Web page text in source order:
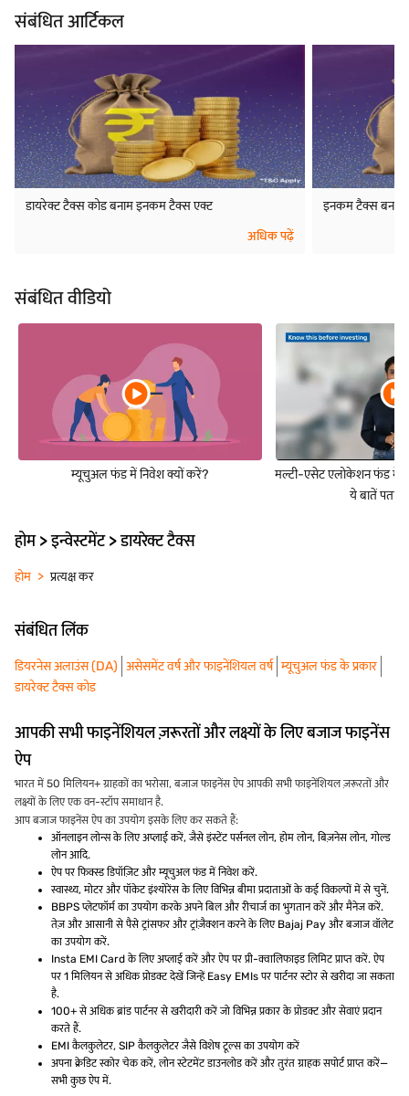
संबंधित आर्टिकल
डायरेक्ट टैक्स कोड बनाम इनकम टैक्स एक्ट
अधिक पढ़ें
इनकम टैक्स
संबंधित वीडियो
म्यूचुअल फंड में निवेश क्यों करें?
मल्टी-एसेट एलोकेशन फंड में
ये बातें पता
होम > इन्वेस्टमेंट > डायरेक्ट टैक्स
होम प्रत्यक्ष कर
संबंधित लिंक
डियरनेस अलाउंस (DA) असेसमेंट वर्ष और फाइनेंशियल वर्ष म्यूचुअल फंड के प्रकार
डायरेक्ट टैक्स कोड
आपकी सभी फाइनेंशियल ज़रूरतों और लक्ष्यों के लिए बजाज फाइनेंस
ऐप
भारत में 50 मिलियन+ ग्राहकों का भरोसा, बजाज फाइनेंस ऐप आपकी सभी फाइनेंशियल ज़रूरतों और
लक्ष्यों के लिए एक वन-स्टॉप समाधान है.
आप बजाज फाइनेंस ऐप का उपयोग इसके लिए कर सकते हैं:
ऑनलाइन लोन्स के लिए अप्लाई करें, जैसे इंस्टेंट पर्सनल लोन, होम लोन, बिज़नेस लोन, गोल्ड
लोन आदि.
ऐप पर फिक्स्ड डिपॉज़िट और म्यूचुअल फंड में निवेश करें.
स्वास्थ्य, मोटर और पॉकेट इंश्योरेंस के लिए विभिन्न बीमा प्रदाताओं के कई विकल्पों में से चुनें.
BBPS प्लेटफॉर्म का उपयोग करके अपने बिल और रीचार्ज का भुगतान करें और मैनेज करें.
तेज़ और आसानी से पैसे ट्रांसफर और ट्रांज़ैक्शन करने के लिए Bajaj Pay और बजाज वॉलेट
का उपयोग करें.
Insta EMI Card के लिए अप्लाई करें और ऐप पर प्री-क्वालिफाइड लिमिट प्राप्त करें. ऐप
पर 1 मिलियन से अधिक प्रोडक्ट देखें जिन्हें Easy EMIs पर पार्टनर स्टोर से खरीदा जा सकता
है.
100+ से अधिक ब्रांड पार्टनर से खरीदारी करें जो विभिन्न प्रकार के प्रोडक्ट और सेवाएं प्रदान
करते हैं.
EMI कैलकुलेटर, SIP कैलकुलेटर जैसे विशेष टूल्स का उपयोग करें
अपना क्रेडिट स्कोर चेक करें, लोन स्टेटमेंट डाउनलोड करें और तुरंत ग्राहक सपोर्ट प्राप्त करें—
सभी कुछ ऐप में.